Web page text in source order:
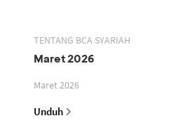
TENTANG BCA SYARIAH
Maret 2026
Maret 2026
Unduh